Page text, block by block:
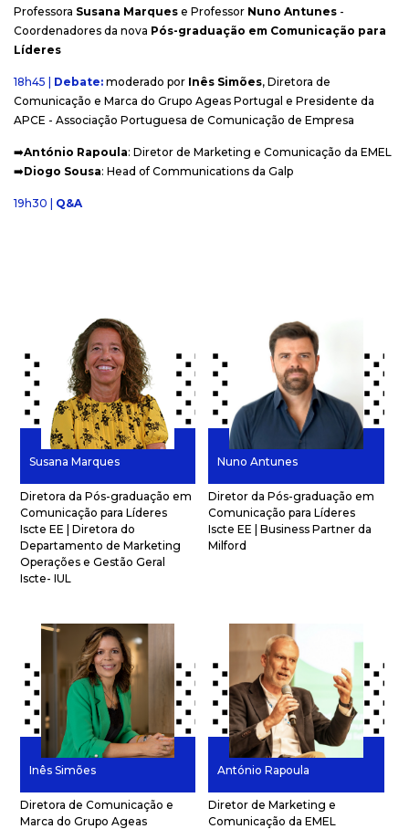
Professora Susana Marques e Professor Nuno Antunes -
Coordenadores da nova Pós-graduação em Comunicação para
Líderes
18h45 | Debate: moderado por Inês Simões, Diretora de
Comunicação e Marca do Grupo Ageas Portugal e Presidente da
APCE - Associação Portuguesa de Comunicação de Empresa
➡️António Rapoula: Diretor de Marketing e Comunicação da EMEL
➡️Diogo Sousa: Head of Communications da Galp
19h30 | Q&A
Susana Marques
Diretora da Pós-graduação em
Comunicação para Líderes
Iscte EE | Diretora do
Departamento de Marketing
Operações e Gestão Geral
Iscte- IUL
Nuno Antunes
Diretor da Pós-graduação em
Comunicação para Líderes
Iscte EE | Business Partner da
Milford
Inês Simões
Diretora de Comunicação e
Marca do Grupo Ageas
António Rapoula
Diretor de Marketing e
Comunicação da EMEL